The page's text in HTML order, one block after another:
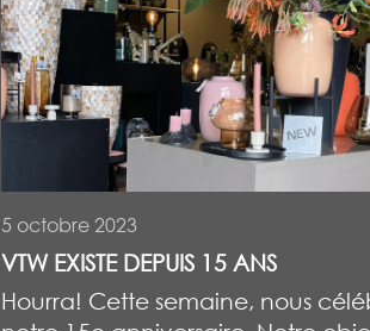
5 octobre 2023
VTW EXISTE DEPUIS 15 ANS
Hourra! Cette semaine, nous